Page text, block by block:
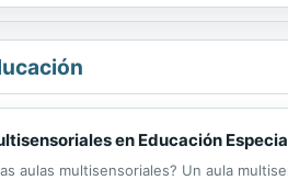
en Educación
aulas multisensoriales? Un aula